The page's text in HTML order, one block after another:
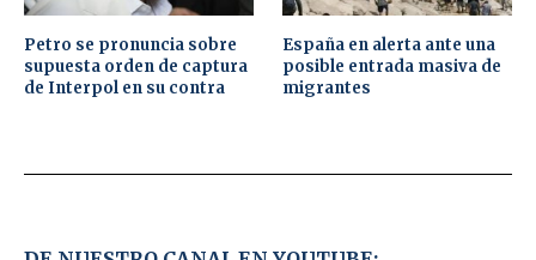
Petro se pronuncia sobre
supuesta orden de captura
de Interpol en su contra
España en alerta ante una
posible entrada masiva de
migrantes